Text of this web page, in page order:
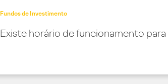
Fundos de Investimento
Existe horário de funcionamento